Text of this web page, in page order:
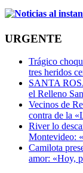
URGENTE
Trágico
tres heridos
SANTA
el Relleno
Vecinos de
contra de la
River lo
Montevideo:
Camilota
amor: «Hoy,